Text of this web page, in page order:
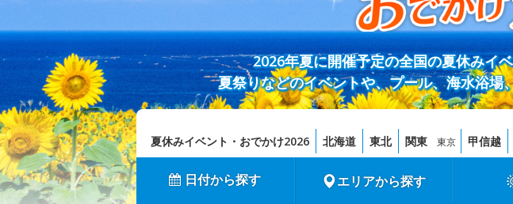
2026年夏に開催予定の全国の夏休みイ
夏祭りなどのイベントや、プール、海水浴
夏休みイベント・おでかけ2026 北海道 東北 関東 東京 甲信越
日付から探す エリアから探す